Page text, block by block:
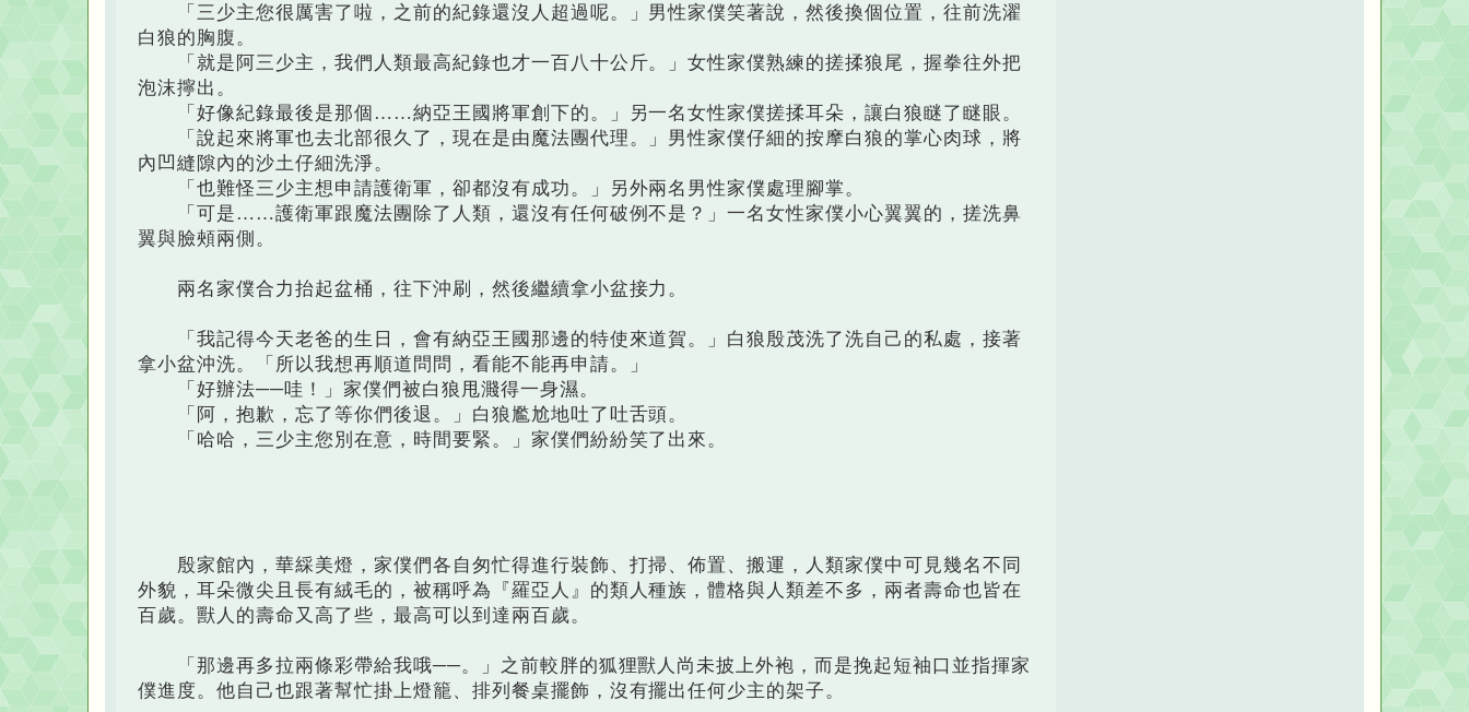
「三少主您很厲害了啦，之前的紀錄還沒人超過呢。」男性家僕笑著說，然後換個位置，往前洗濯
白狼的胸腹。
「就是阿三少主，我們人類最高紀錄也才一百八十公斤。」女性家僕熟練的搓揉狼尾，握拳往外把
泡沫擰出。
「好像紀錄最後是那個……納亞王國將軍創下的。」另一名女性家僕搓揉耳朵，讓白狼瞇了瞇眼。
「說起來將軍也去北部很久了，現在是由魔法團代理。」男性家僕仔細的按摩白狼的掌心肉球，將
內凹縫隙內的沙土仔細洗淨。
「也難怪三少主想申請護衛軍，卻都沒有成功。」另外兩名男性家僕處理腳掌。
「可是……護衛軍跟魔法團除了人類，還沒有任何破例不是？」一名女性家僕小心翼翼的，搓洗鼻
翼與臉頰兩側。
兩名家僕合力抬起盆桶，往下沖刷，然後繼續拿小盆接力。
「我記得今天老爸的生日，會有納亞王國那邊的特使來道賀。」白狼殷茂洗了洗自己的私處，接著
拿小盆沖洗。「所以我想再順道問問，看能不能再申請。」
「好辦法──哇！」家僕們被白狼甩濺得一身濕。
「阿，抱歉，忘了等你們後退。」白狼尷尬地吐了吐舌頭。
「哈哈，三少主您別在意，時間要緊。」家僕們紛紛笑了出來。
殷家館內，華綵美燈，家僕們各自匆忙得進行裝飾、打掃、佈置、搬運，人類家僕中可見幾名不同
外貌，耳朵微尖且長有絨毛的，被稱呼為『羅亞人』的類人種族，體格與人類差不多，兩者壽命也皆在
百歲。獸人的壽命又高了些，最高可以到達兩百歲。
「那邊再多拉兩條彩帶給我哦──。」之前較胖的狐狸獸人尚未披上外袍，而是挽起短袖口並指揮家
僕進度。他自己也跟著幫忙掛上燈籠、排列餐桌擺飾，沒有擺出任何少主的架子。